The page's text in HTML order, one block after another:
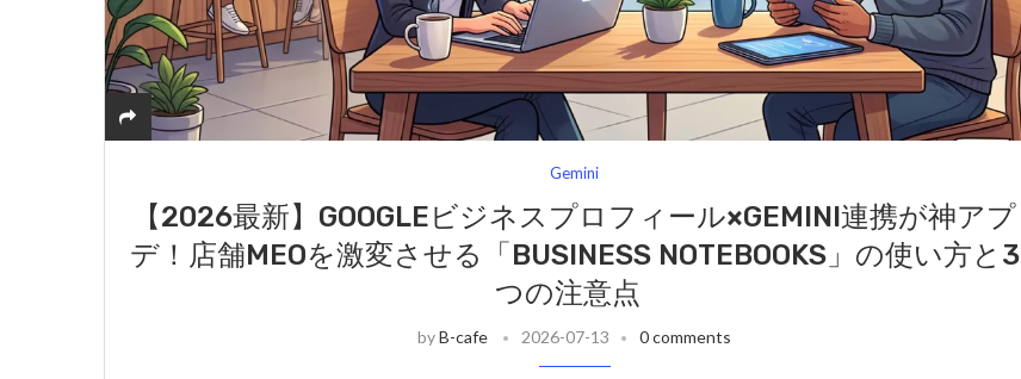
Gemini
【2026最新】GOOGLEビジネスプロフィール×GEMINI連携が神アプ
デ！店舗MEOを激変させる「BUSINESS NOTEBOOKS」の使い方と3
つの注意点
byB-cafe 2026-07-13 0 comments